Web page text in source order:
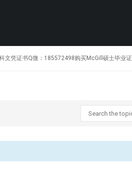
凭证书Q微：185572498购买McGill硕士毕业